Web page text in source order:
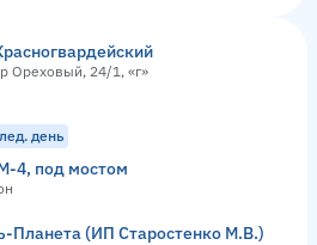
Ореховый, 24/1, «г»
день
4, под мостом
Планета (ИП Старостенко М.В.)